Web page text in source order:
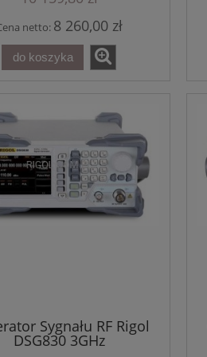
netto: 8 260,00 zł
do koszyka
Sygnału RF Rigol
DSG830 3GHz